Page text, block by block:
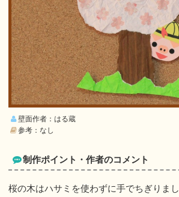
壁面作者：はる蔵
参考：なし
制作ポイント・作者のコメント
桜の木はハサミを使わずに手でちぎりまし